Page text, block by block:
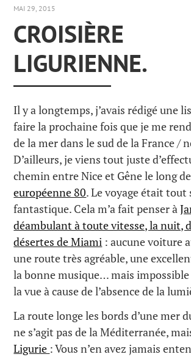
MAI 29, 2015
CROISIÈRE
LIGURIENNE.
Il y a longtemps, j’avais rédigé une
faire la prochaine fois que je me
de la mer dans le sud de la France /
D’ailleurs, je viens tout juste
chemin entre Nice et Gêne le long
européenne 80. Le voyage était
fantastique. Cela m’a fait penser à
déambulant à toute vitesse, la nuit,
désertes de Miami : aucune voiture
une route très agréable, une
la bonne musique… mais
la vue à cause de l’absence de la
La route longe les bords d’une mer
ne s’agit pas de la Méditerranée,
Ligurie : Vous n’en avez jamais